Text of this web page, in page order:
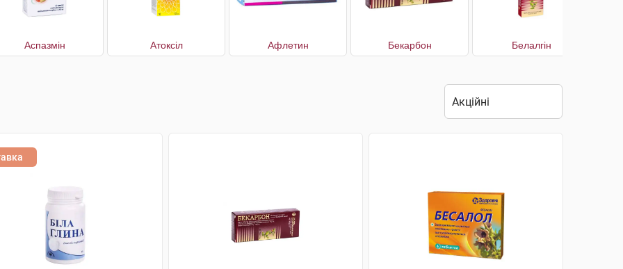
Аспазмін Атоксіл Афлетин Бекарбон Белалгін